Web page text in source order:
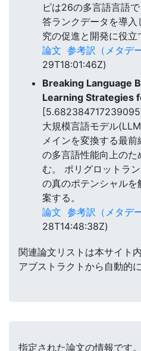
ピは26の多言語言語
答ランクデータを導
究の促進と開発に役立
論文 参考訳（メタデー
29T18:01:46Z)
Breaking Language
Learning Strategies
大規模言語モデル
メインを変換する最
の多言語性能向上の
む。 ポリグロットラ
の真のポテンシャル
案する。
論文 参考訳（メタデー
28T14:48:38Z)
関連論文リストは本サイト
アブストラクトから自動的
指定された論文の情報です。